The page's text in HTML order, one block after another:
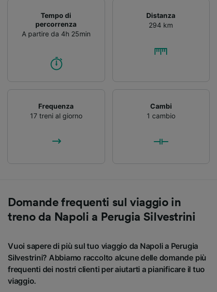
Tempo di
percorrenza
A partire da 4h 25min
Distanza
294 km
Frequenza
17 treni al giorno
Cambi
1 cambio
Domande frequenti sul viaggio in
treno da Napoli a Perugia Silvestrini
Vuoi sapere di più sul tuo viaggio da Napoli a Perugia
Silvestrini? Abbiamo raccolto alcune delle domande più
frequenti dei nostri clienti per aiutarti a pianificare il tuo
viaggio.